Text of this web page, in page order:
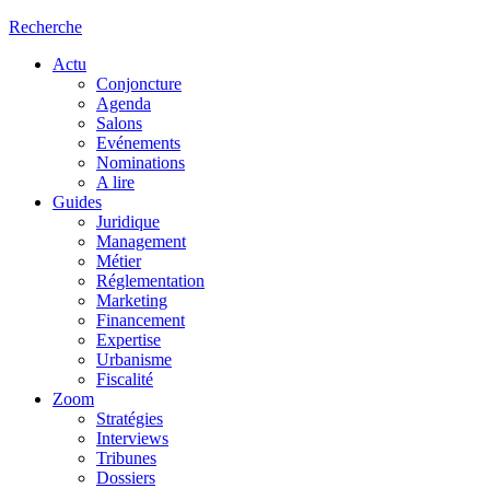
Recherche
Actu
Conjoncture
Agenda
Salons
Evénements
Nominations
A lire
Guides
Juridique
Management
Métier
Réglementation
Marketing
Financement
Expertise
Urbanisme
Fiscalité
Zoom
Stratégies
Interviews
Tribunes
Dossiers